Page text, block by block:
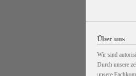
Über uns
Wir sind
Durch unsere
unsere